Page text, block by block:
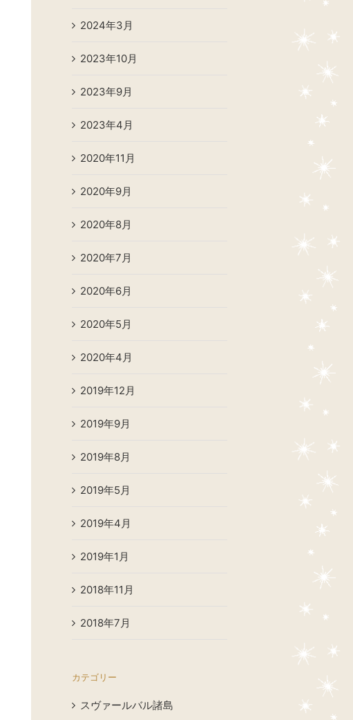
2024年3月
2023年10月
2023年9月
2023年4月
2020年11月
2020年9月
2020年8月
2020年7月
2020年6月
2020年5月
2020年4月
2019年12月
2019年9月
2019年8月
2019年5月
2019年4月
2019年1月
2018年11月
2018年7月
カテゴリー
スヴァールバル諸島